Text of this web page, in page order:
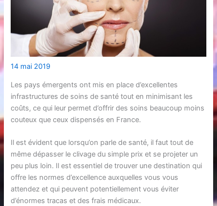
14 mai 2019
Les pays émergents ont mis en place d’excellentes
infrastructures de soins de santé tout en minimisant les
coûts, ce qui leur permet d’offrir des soins beaucoup moins
couteux que ceux dispensés en France.
Il est évident que lorsqu’on parle de santé, il faut tout de
même dépasser le clivage du simple prix et se projeter un
peu plus loin. Il est essentiel de trouver une destination qui
offre les normes d’excellence auxquelles vous vous
attendez et qui peuvent potentiellement vous éviter
d’énormes tracas et des frais médicaux.